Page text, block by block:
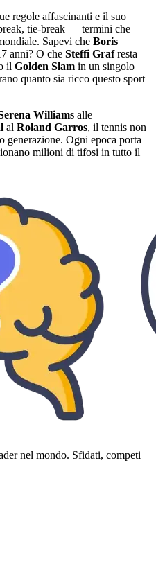
regole affascinanti e il suo
tie-break — termini che
Sapevi che Boris
anni? O che Steffi Grafresta
il Golden Slam in un singolo
quanto sia ricco questo sport
Williams alle
al Roland Garros, il tennis non
generazione. Ogni epoca porta
milioni di tifosi in tutto il
nel mondo. Sfidati, competi